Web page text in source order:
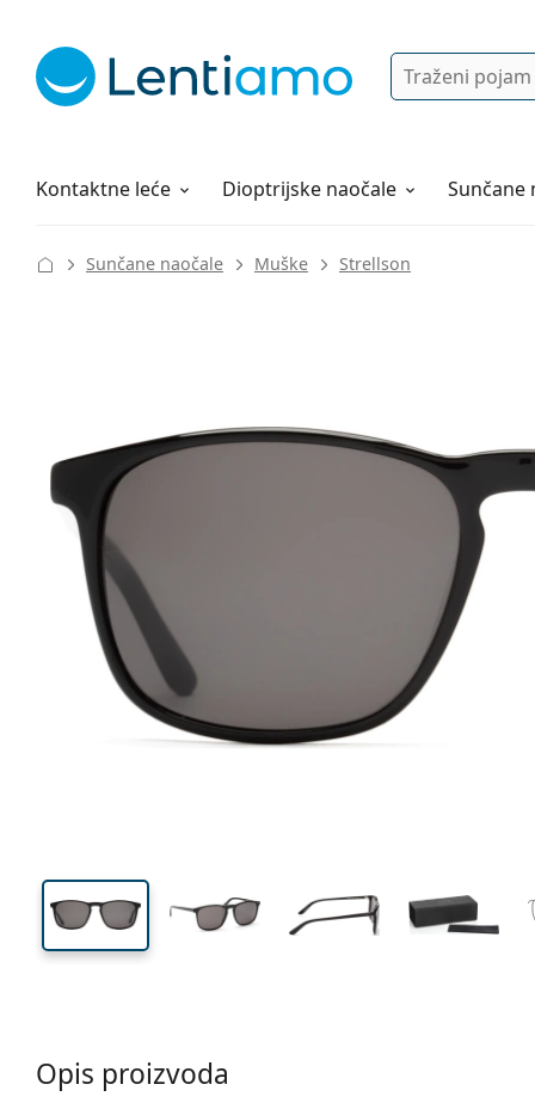
Pretraga
Kontaktne leće
Otopine za leće Dioptrijske naočale Sunčane
Sve o kupovini
Sunčane naočale Muške Strellson
46 mm
Visina leće Širina leće
Opis proizvoda